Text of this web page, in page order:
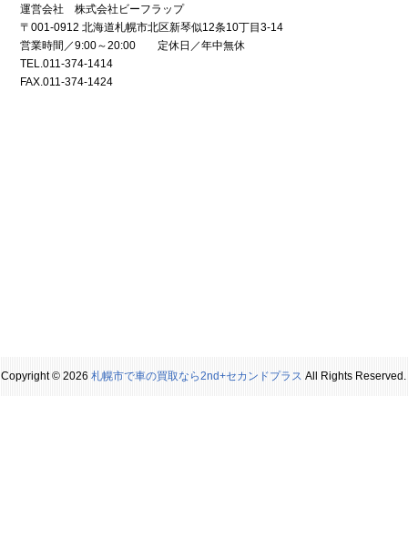
運営会社 株式会社ビーフラップ
〒001-0912 北海道札幌市北区新琴似12条10丁目3-14
営業時間／9:00～20:00 定休日／年中無休
TEL.011-374-1414
FAX.011-374-1424
Copyright © 2026札幌市で車の買取なら2nd+セカンドプラス All Rights Reserved.